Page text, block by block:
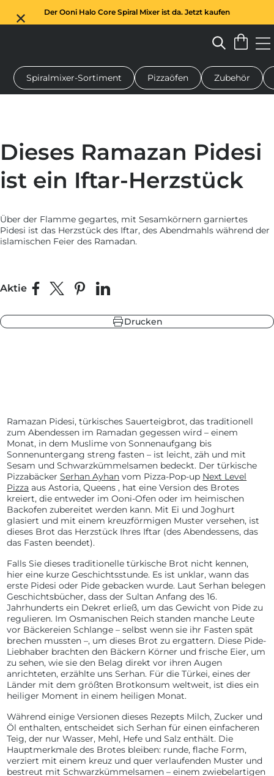
Der Ooni Halo Core Spiral Mixer ist da. Jetzt kaufen
Pizzaofen Teigmischer Geschenke Servierbretter
Spiralmixer-Sortiment Pizzaöfen Zubehör
Dieses Ramazan Pidesi
ist ein Iftar-Herzstück
Über der Flamme gegartes, mit Sesamkörnern garniertes
Pidesi ist das Herzstück des Iftar, des Abendmahls während der
islamischen Feier des Ramadan.
Aktie Auf Facebook teilen
Teilen auf X
Auf Pinterest pinnen
Auf LinkedIn teilen
Drucken
Ramazan Pidesi, türkisches Sauerteigbrot, das traditionell
zum Abendessen im Ramadan gegessen wird – einem
Monat, in dem Muslime von Sonnenaufgang bis
Sonnenuntergang streng fasten – ist leicht, zäh und mit
Sesam und Schwarzkümmelsamen bedeckt. Der türkische
Pizzabäcker Serhan Ayhan vom Pizza-Pop-up Next Level
Pizza aus Astoria, Queens, hat eine Version des Brotes
kreiert, die entweder im Ooni-Ofen oder im heimischen
Backofen zubereitet werden kann. Mit Ei und Joghurt
glasiert und mit einem kreuzförmigen Muster versehen, ist
dieses Brot das Herzstück Ihres Iftar (des Abendessens, das
das Fasten beendet).
Falls Sie dieses traditionelle türkische Brot nicht kennen,
hier eine kurze Geschichtsstunde. Es ist unklar, wann das
erste Pidesi oder Pide gebacken wurde. Laut Serhan belegen
Geschichtsbücher, dass der Sultan Anfang des 16.
Jahrhunderts ein Dekret erließ, um das Gewicht von Pide zu
regulieren. Im Osmanischen Reich standen manche Leute
vor Bäckereien Schlange – selbst wenn sie ihr Fasten spät
brechen mussten –, um dieses Brot zu ergattern. Diese Pide-
Liebhaber brachten den Bäckern Körner und frische Eier, um
zu sehen, wie sie den Belag direkt vor ihren Augen
anrichteten, erzählte uns Serhan. Für die Türkei, eines der
Länder mit dem größten Brotkonsum weltweit, ist dies ein
heiliger Moment in einem heiligen Monat.
Während einige Versionen dieses Rezepts Milch, Zucker und
Öl enthalten, entscheidet sich Serhan für einen einfacheren
Teig, der nur Wasser, Mehl, Hefe und Salz enthält. Die
Hauptmerkmale des Brotes bleiben: runde, flache Form,
verziert mit einem kreuz und quer verlaufenden Muster und
bestreut mit Schwarzkümmelsamen – einem zwiebelartigen